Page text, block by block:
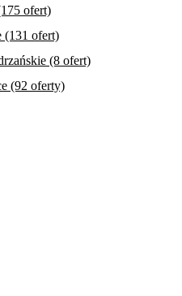
ofert)
(131 ofert)
(8 ofert)
(92 oferty)